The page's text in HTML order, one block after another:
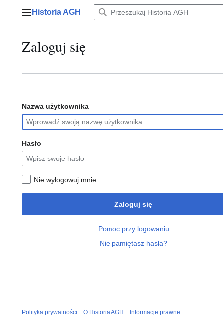
Menu główne
Historia AGH
Zaloguj się
Nazwa użytkownika
Hasło
Nie wylogowuj mnie
Zaloguj się
Pomoc przy logowaniu
Nie pamiętasz hasła?
Polityka prywatności O Historia AGH Informacje prawne